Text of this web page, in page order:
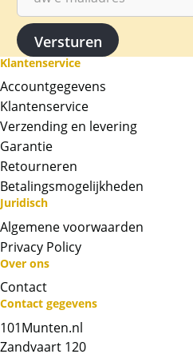
zijn. Losse munten
hoesje geleverd.
Kwaliteit
De munten worden uit
komen daarmee niet
producent af. Echter
munten kunnen soms
melkvlekken bevatten.
Dit product wordt
verhandeld. Dit houdt
factuur vermeld
website is inclusief btw
Klantenservice
Accountgegevens
Klantenservice
Verzending en levering
Garantie
Retourneren
Betalingsmogelijkheden
Juridisch
Algemene voorwaarden
Privacy Policy
Over ons
Contact
Contact gegevens
101Munten.nl
Zandvaart 120